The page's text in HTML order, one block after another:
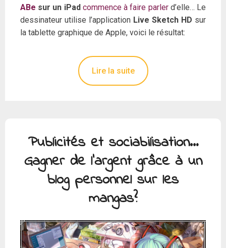
ABe sur un iPad commence à faire parlerd’elle… Le
dessinateur utilise l’application Live Sketch HD sur
la tablette graphique de Apple, voici le résultat:
Lire la suite
Publicités et sociabilisation…
Gagner de l’argent grâce à un
blog personnel sur les
mangas?